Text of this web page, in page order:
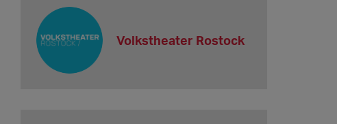
Volkstheater Rostock